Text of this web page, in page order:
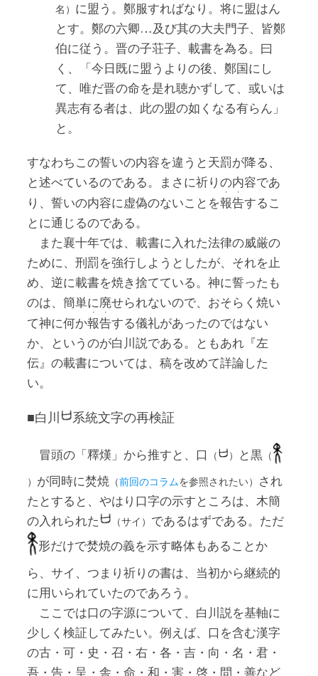
名） に盟う。鄭服すればなり。将に盟はん
とす。鄭の六卿…及び其の大夫門子、皆鄭
伯に従う。晋の子荘子、載書を為る。曰
く、「今日既に盟うよりの後、鄭国にし
て、唯だ晋の命を是れ聴かずして、或いは
異志有る者は、此の盟の如くなる有らん」
と。
すなわちこの誓いの内容を違うと天罰が降る、
と述べているのである。まさに祈りの内容であ
り、誓いの内容に虚偽のないことを報
・
告
・
するこ
とに通じるのである。
また襄十年では、載書に入れた法律の威厳の
ために、刑罰を強行しようとしたが、それを止
め、逆に載書を焼き捨てている。神に誓ったも
のは、簡単に廃せられないので、おそらく焼い
て神に何か報
・
告
・
する儀礼があったのではない
か、というのが白川説である。ともあれ『左
伝』の載書については、稿を改めて詳論した
い。
■白川 系統文字の再検証
冒頭の「釋熯」から推すと、口 （ ） と黒 （
） が同時に焚焼 （前回のコラムを参照されたい）
され
たとすると、やはり口字の示すところは、木簡
の入れられた
（サイ） であるはずである。ただ
形だけで焚焼の義を示す略体もあることか
ら、サイ、つまり祈りの書は、当初から継続的
に用いられていたのであろう。
ここでは口の字源について、白川説を基軸に
少しく検証してみたい。例えば、口を含む漢字
の古・可・史・召・右・各・吉・向・名・君・
吾・告・呈・舎・命・和・害・啓・問・善など